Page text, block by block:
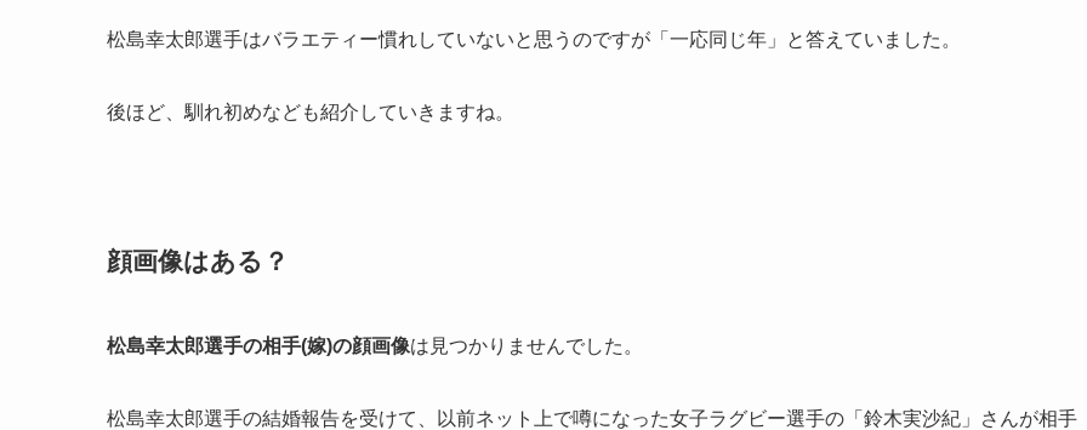
松島幸太郎選手はバラエティー慣れしていないと思うのですが「一応同じ年」と答えていました。
後ほど、馴れ初めなども紹介していきますね。
顔画像はある？
松島幸太郎選手の相手(嫁)の顔画像は見つかりませんでした。
松島幸太郎選手の結婚報告を受けて、以前ネット上で噂になった女子ラグビー選手の「鈴木実沙紀」さんが相手